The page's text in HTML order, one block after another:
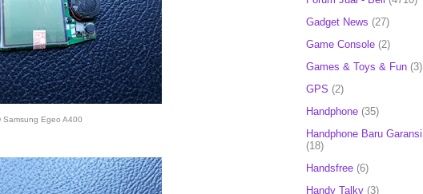
Samsung Egeo A400
Gadget News (27)
Game Console (2)
Games & Toys & Fun (3)
GPS (2)
Handphone (35)
Handphone Baru Garansi
(18)
Handsfree (6)
Handy Talky (3)